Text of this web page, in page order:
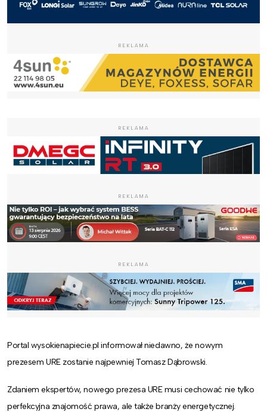
REKLAMA
REKLAMA
REKLAMA
REKLAMA
Portal wysokienapiecie.pl informował niedawno, że nowym
prezesem URE zostanie najpewniej Tomasz Dąbrowski.
Zdaniem ekspertów, nowego prezesa URE musi cechować nie tylko
perfekcyjna znajomość prawa, ale także branży energetycznej.